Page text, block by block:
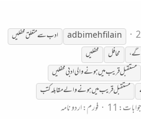
adbi mehfilain
ادب سے متعلق محفلیں
محافل
محفلیں
مستقبل قریب میں ہونے والی ادبی محفلیں
مستقبل قریب میں ہونے والے مقابلہ کتب
جوابات: 11 فورم:اردو نامہ